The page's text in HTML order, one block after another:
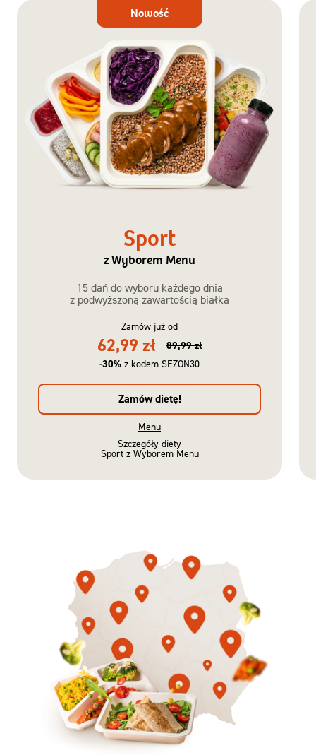
Dieta
Nowość
Sport
z Wyborem Menu
15 dań do wyboru każdego dnia
z podwyższoną zawartością białka
Zamów już od
62,99 zł
89,99 zł
-30% z kodem SEZON30
Zamów dietę!
Menu
Szczegóły diety
Sport z Wyborem Menu
3 razy TAK